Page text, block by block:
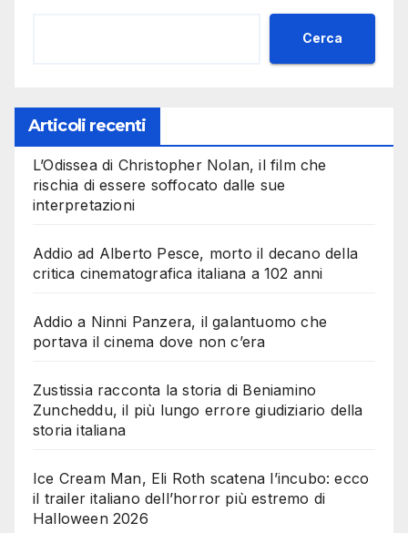
Cerca
Articoli recenti
L’Odissea di Christopher Nolan, il film che
rischia di essere soffocato dalle sue
interpretazioni
Addio ad Alberto Pesce, morto il decano della
critica cinematografica italiana a 102 anni
Addio a Ninni Panzera, il galantuomo che
portava il cinema dove non c’era
Zustissia racconta la storia di Beniamino
Zuncheddu, il più lungo errore giudiziario della
storia italiana
Ice Cream Man, Eli Roth scatena l’incubo: ecco
il trailer italiano dell’horror più estremo di
Halloween 2026